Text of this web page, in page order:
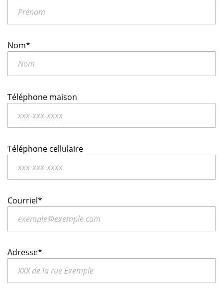
Nom*
Téléphone maison
Téléphone cellulaire
Courriel*
Adresse*